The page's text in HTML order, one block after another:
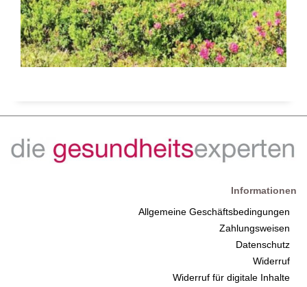
Informationen
Allgemeine Geschäftsbedingungen
Zahlungsweisen
Datenschutz
Widerruf
Widerruf für digitale Inhalte